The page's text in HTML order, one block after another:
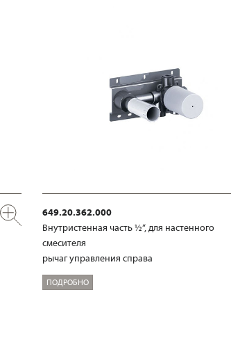
649.20.362.000
Внутристенная часть ½“, для настенного
смесителя
рычаг управления справа
ПОДРОБНО